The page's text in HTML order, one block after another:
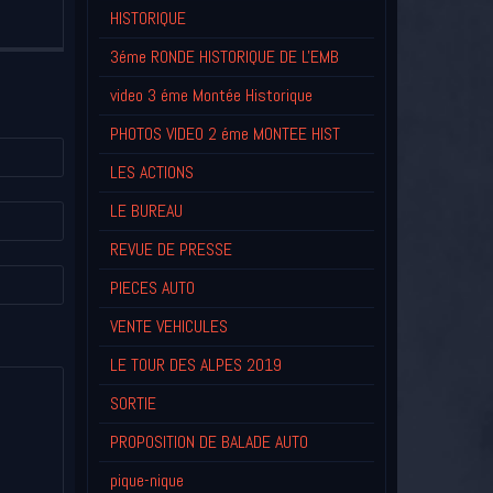
HISTORIQUE
3éme RONDE HISTORIQUE DE L'EMB
video 3 éme Montée Historique
PHOTOS VIDEO 2 éme MONTEE HIST
LES ACTIONS
LE BUREAU
REVUE DE PRESSE
PIECES AUTO
VENTE VEHICULES
LE TOUR DES ALPES 2019
SORTIE
PROPOSITION DE BALADE AUTO
pique-nique